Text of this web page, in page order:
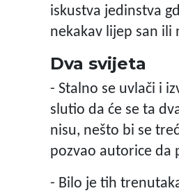
iskustva jedinstva
nekakav lijep san ili
Dva svijeta
- Stalno se uvlači i
slutio da će se ta
nisu, nešto bi se
pozvao autorice da
- Bilo je tih